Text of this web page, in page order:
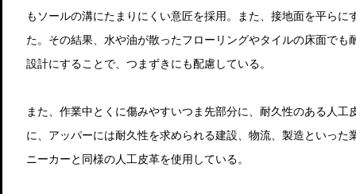
もソールの溝にたまりにくい意匠を採用。また、接地面を平ら
た。その結果、水や油が散ったフローリングやタイルの床面で
設計にすることで、つまずきにも配慮している。
また、作業中とくに傷みやすいつま先部分に、耐久性のある人
に、アッパーには耐久性を求められる建設、物流、製造といっ
ニーカーと同様の人工皮革を使用している。